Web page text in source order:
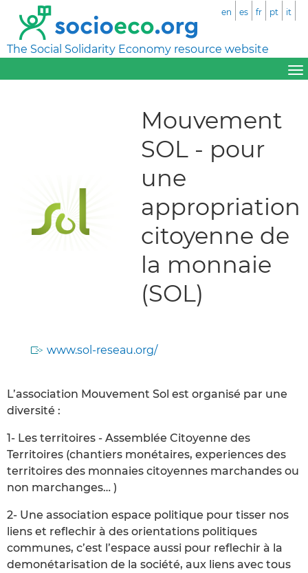
The Social Solidarity Economy resource website
en es fr pt it
Mouvement
SOL - pour
une
appropriation
citoyenne de
la monnaie
(SOL)
www.sol-reseau.org/
L’association Mouvement Sol est organisé par une
diversité :
1- Les territoires - Assemblée Citoyenne des
Territoires (chantiers monétaires, experiences des
territoires des monnaies citoyennes marchandes ou
non marchanges… )
2- Une association espace politique pour tisser nos
liens et reflechir à des orientations politiques
communes, c’est l’espace aussi pour reflechir à la
demonétarisation de la société, aux liens avec tous